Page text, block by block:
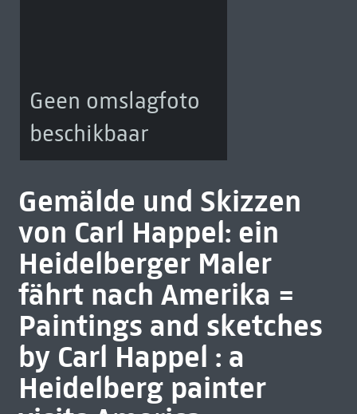
Geen omslagfoto
beschikbaar
Gemälde und Skizzen
von Carl Happel: ein
Heidelberger Maler
fährt nach Amerika =
Paintings and sketches
by Carl Happel : a
Heidelberg painter